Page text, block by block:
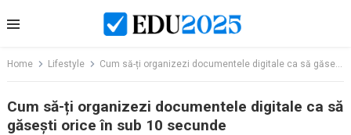
to
Home Lifestyle Cum să-ți organizezi documentele digitale ca să găsești orice în sub 10 secunde
Cum să-ți organizezi documentele digitale ca să
găsești orice în sub 10 secunde